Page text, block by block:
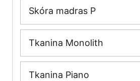
Skóra madras P
Tkanina Monolith
Tkanina Piano